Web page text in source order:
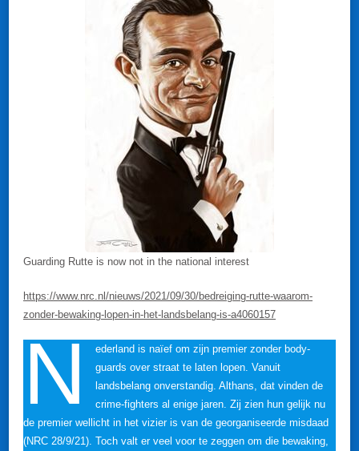
Guarding Rutte is now not in the national interest
https://www.nrc.nl/nieuws/2021/09/30/bedreiging-rutte-waarom-
zonder-bewaking-lopen-in-het-landsbelang-is-a4060157
N
ederland is naïef om zijn premier zonder body-
guards over straat te laten lopen. Vanuit
landsbelang onverstandig. Althans, dat vinden de
crime-fighters al enige jaren. Zij zien hun gelijk nu
de premier wellicht in het vizier is van de georganiseerde misdaad
(NRC 28/9/21). Toch valt er veel voor te zeggen om die bewaking,